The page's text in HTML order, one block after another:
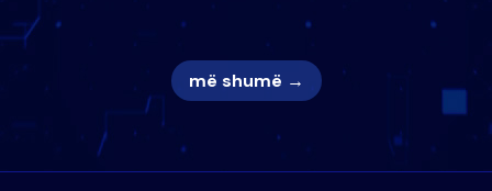
nuk i mban dot lotët: Nuk meritoj…
më shumë →